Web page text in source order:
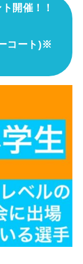
開催！！
コート)※